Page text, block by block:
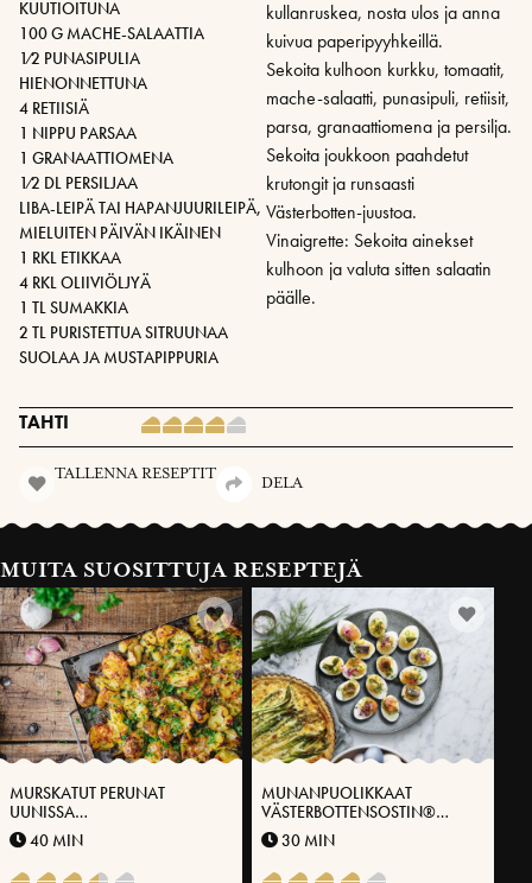
KUUTIOITUNA
100 G MACHE-SALAATTIA
1⁄2 PUNASIPULIA
HIENONNETTUNA
4 RETIISIÄ
1 NIPPU PARSAA
1 GRANAATTIOMENA
1⁄2 DL PERSILJAA
LIBA-LEIPÄ TAI HAPANJUURILEIPÄ,
MIELUITEN PÄIVÄN IKÄINEN
1 RKL ETIKKAA
4 RKL OLIIVIÖLJYÄ
1 TL SUMAKKIA
2 TL PURISTETTUA SITRUUNAA
SUOLAA JA MUSTAPIPPURIA
kullanruskea, nosta ulos ja anna
kuivua paperipyyhkeillä.
Sekoita kulhoon kurkku, tomaatit,
mache-salaatti, punasipuli, retiisit,
parsa, granaattiomena ja persilja.
Sekoita joukkoon paahdetut
krutongit ja runsaasti
Västerbotten-juustoa.
Vinaigrette: Sekoita ainekset
kulhoon ja valuta sitten salaatin
päälle.
TAHTI
TALLENNA RESEPTIT
DELA
MUITA SUOSITTUJA RESEPTEJÄ
MURSKATUT PERUNAT
UUNISSA
VÄSTERBOTTENSOSTIN®
KANSSA
40 MIN
MUNANPUOLIKKAAT
VÄSTERBOTTENSOSTIN®
CREEMIN PÄÄLLÄ
30 MIN